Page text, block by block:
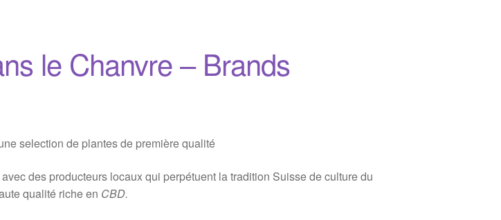
le Chanvre – Brands
selection de plantes de première qualité
des producteurs locaux qui perpétuent la tradition Suisse de culture du
qualité riche en CBD.